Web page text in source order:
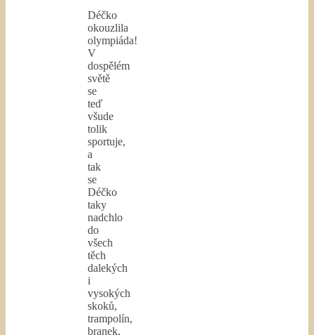
Déčko
okouzlila
olympiáda!
V
dospělém
světě
se
teď
všude
tolik
sportuje,
a
tak
se
Déčko
taky
nadchlo
do
všech
těch
dalekých
i
vysokých
skoků,
trampolín,
branek,